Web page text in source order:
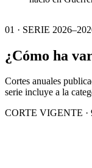
01 · SERIE
¿Cómo ha
Cortes anuales
serie incluye a la
CORTE VIGENTE ·